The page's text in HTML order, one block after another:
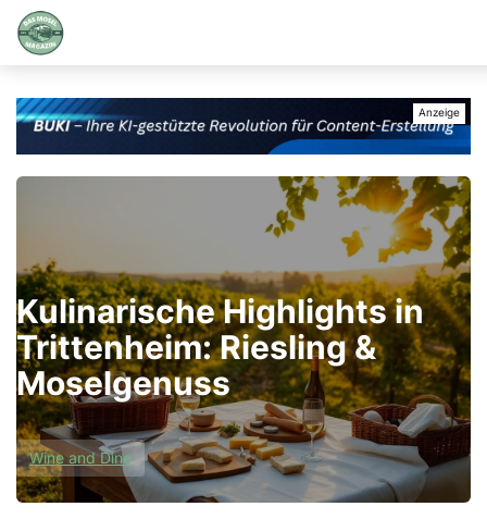
Kulinarische Highlights in
Trittenheim: Riesling &
Moselgenuss
Wine and Dine